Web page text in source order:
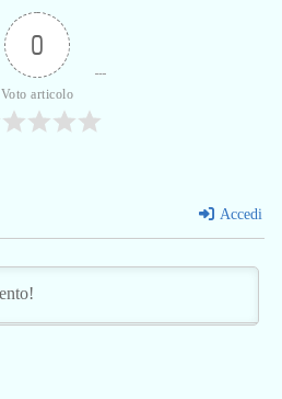
0
Voto articolo
Accedi